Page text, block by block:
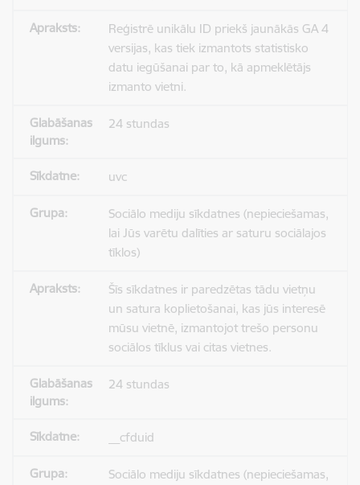
Reģistrē unikālu ID priekš jaunākās GA 4
versijas, kas tiek izmantots statistisko
datu iegūšanai par to, kā apmeklētājs
izmanto vietni.
24 stundas
uvc
Sociālo mediju sīkdatnes (nepieciešamas,
lai Jūs varētu dalīties ar saturu sociālajos
tīklos)
Šīs sīkdatnes ir paredzētas tādu vietņu
un satura koplietošanai, kas jūs interesē
mūsu vietnē, izmantojot trešo personu
sociālos tīklus vai citas vietnes.
24 stundas
__cfduid
Sociālo mediju sīkdatnes (nepieciešamas,